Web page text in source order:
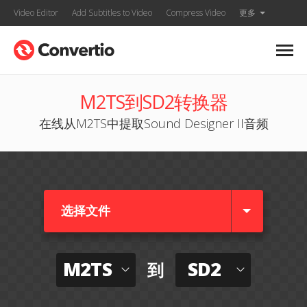
Video Editor Add Subtitles to Video Compress Video 更多
M2TS到SD2转换器
在线从M2TS中提取Sound Designer II音频
选择文件
M2TS 到 SD2